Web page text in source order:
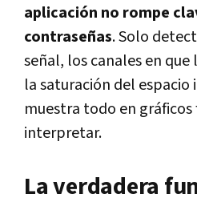
aplicación no rompe
contraseñas. Solo
señal, los canales en
la saturación del
muestra todo en gráficos
interpretar.
La verdadera